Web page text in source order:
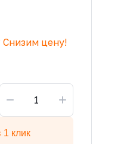
цену!
− +
1 клик